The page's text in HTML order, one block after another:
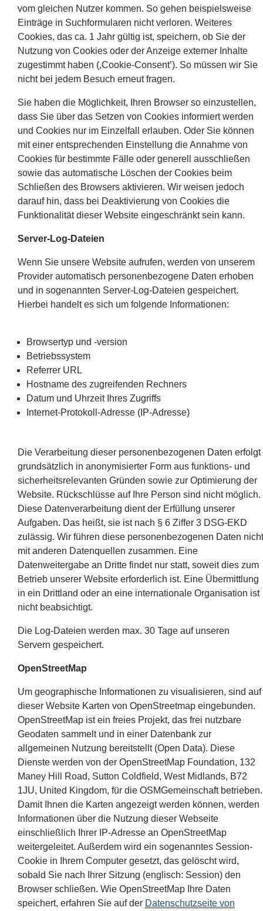
vom gleichen Nutzer kommen. So gehen beispielsweise
Einträge in Suchformularen nicht verloren. Weiteres
Cookies, das ca. 1 Jahr gültig ist, speichern, ob Sie der
Nutzung von Cookies oder der Anzeige externer Inhalte
zugestimmt haben (‚Cookie-Consent’). So müssen wir Sie
nicht bei jedem Besuch erneut fragen.
Sie haben die Möglichkeit, Ihren Browser so einzustellen,
dass Sie über das Setzen von Cookies informiert werden
und Cookies nur im Einzelfall erlauben. Oder Sie können
mit einer entsprechenden Einstellung die Annahme von
Cookies für bestimmte Fälle oder generell ausschließen
sowie das automatische Löschen der Cookies beim
Schließen des Browsers aktivieren. Wir weisen jedoch
darauf hin, dass bei Deaktivierung von Cookies die
Funktionalität dieser Website eingeschränkt sein kann.
Server-Log-Dateien
Wenn Sie unsere Website aufrufen, werden von unserem
Provider automatisch personenbezogene Daten erhoben
und in sogenannten Server-Log-Dateien gespeichert.
Hierbei handelt es sich um folgende Informationen:
Browsertyp und -version
Betriebssystem
Referrer URL
Hostname des zugreifenden Rechners
Datum und Uhrzeit Ihres Zugriffs
Internet-Protokoll-Adresse (IP-Adresse)
Die Verarbeitung dieser personenbezogenen Daten erfolgt
grundsätzlich in anonymisierter Form aus funktions- und
sicherheitsrelevanten Gründen sowie zur Optimierung der
Website. Rückschlüsse auf Ihre Person sind nicht möglich.
Diese Datenverarbeitung dient der Erfüllung unserer
Aufgaben. Das heißt, sie ist nach § 6 Ziffer 3 DSG-EKD
zulässig. Wir führen diese personenbezogenen Daten nicht
mit anderen Datenquellen zusammen. Eine
Datenweitergabe an Dritte findet nur statt, soweit dies zum
Betrieb unserer Website erforderlich ist. Eine Übermittlung
in ein Drittland oder an eine internationale Organisation ist
nicht beabsichtigt.
Die Log-Dateien werden max. 30 Tage auf unseren
Servern gespeichert.
OpenStreetMap
Um geographische Informationen zu visualisieren, sind auf
dieser Website Karten von OpenStreetmap eingebunden.
OpenStreetMap ist ein freies Projekt, das frei nutzbare
Geodaten sammelt und in einer Datenbank zur
allgemeinen Nutzung bereitstellt (Open Data). Diese
Dienste werden von der OpenStreetMap Foundation, 132
Maney Hill Road, Sutton Cold­field, West Midlands, B72
1JU, United Kingdom, für die OSM­Gemeinschaft betrieben.
Damit Ihnen die Karten angezeigt werden können, werden
Informationen über die Nutzung dieser Webseite
einschließlich Ihrer IP-Adresse an OpenStreetMap
weitergeleitet. Außerdem wird ein sogenanntes Session-
Cookie in Ihrem Computer gesetzt, das gelöscht wird,
sobald Sie nach Ihrer Sitzung (englisch: Session) den
Browser schließen. Wie OpenStreetMap Ihre Daten
speichert, erfahren Sie auf der Datenschutzseite von